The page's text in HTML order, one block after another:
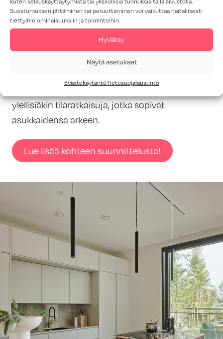
Suostumuksen jättäminen tai peruuttaminen voi vaikuttaa haitallisesti
tiettyihin ominaisuuksiin ja toimintoihin.
Hyväksy
Näytä asetukset
EvästekäytäntöTietosuojalausunto
Kalustesuunnittelija Salla Ahonen Turun Topi-
Keittiöiltä toteutti Naantalin Auroran Ruusu -
kohteen kiintokalusteet Topin mallistosta
toimesta syntyi useita käytännöllisiä ja
ylellisiäkin tilaratkaisuja, jotka sopivat
asukkaidensa arkeen.
Lue lisää kohteen suunnittelusta!